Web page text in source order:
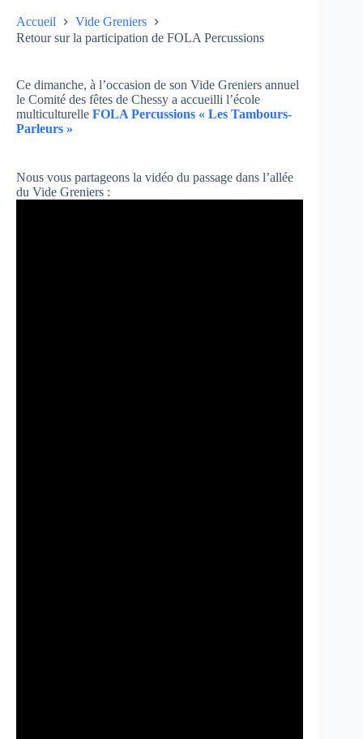
Accueil
Vide Greniers
Retour sur la participation de FOLA Percussions
Ce dimanche, à l’occasion de son Vide Greniers annuel
le Comité des fêtes de Chessy a accueilli l’école
multiculturelle FOLA Percussions « Les Tambours-
Parleurs »
Nous vous partageons la vidéo du passage dans l’allée
du Vide Greniers :